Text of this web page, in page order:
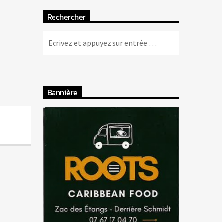
Rechercher
Bannière